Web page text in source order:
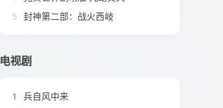
5 封神第二部：战火西岐
电视剧
1
兵自风中来